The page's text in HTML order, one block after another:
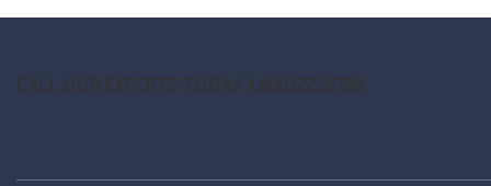
CALL OUR EXPERTS TODAY 1.800.555.6789